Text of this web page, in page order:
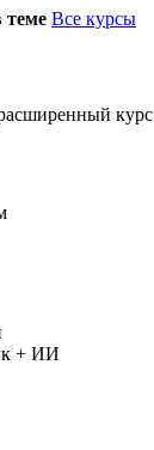
теме Все курсы
курс
+ ИИ